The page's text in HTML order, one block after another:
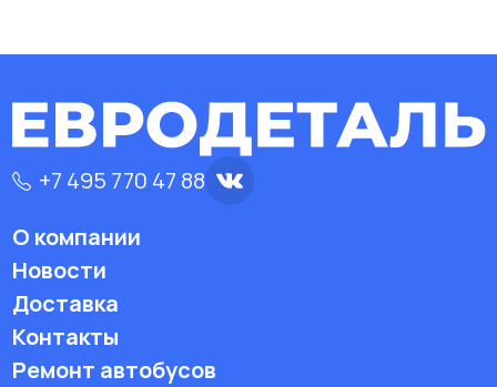
+7 495 770 47 88
О компании
Новости
Доставка
Контакты
Ремонт автобусов